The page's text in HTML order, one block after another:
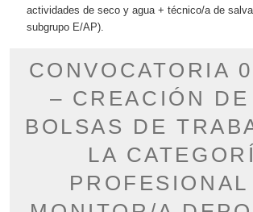
actividades de seco y agua + técnico/a de
subgrupo E/AP).
CONVOCATORIA
– CREACIÓN DE
BOLSAS DE
LA
PROFESIONAL